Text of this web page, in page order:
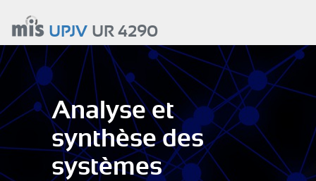
contenu
principal
UPJVUR 4290
Analyse et
synthèse des
systèmes